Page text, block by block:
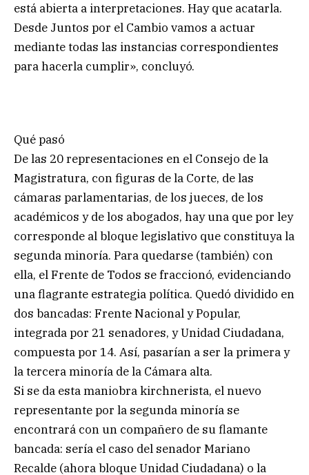
está abierta a interpretaciones. Hay que acatarla.
Desde Juntos por el Cambio vamos a actuar
mediante todas las instancias correspondientes
para hacerla cumplir», concluyó.
Qué pasó
De las 20 representaciones en el Consejo de la
Magistratura, con figuras de la Corte, de las
cámaras parlamentarias, de los jueces, de los
académicos y de los abogados, hay una que por ley
corresponde al bloque legislativo que constituya la
segunda minoría. Para quedarse (también) con
ella, el Frente de Todos se fraccionó, evidenciando
una flagrante estrategia política. Quedó dividido en
dos bancadas: Frente Nacional y Popular,
integrada por 21 senadores, y Unidad Ciudadana,
compuesta por 14. Así, pasarían a ser la primera y
la tercera minoría de la Cámara alta.
Si se da esta maniobra kirchnerista, el nuevo
representante por la segunda minoría se
encontrará con un compañero de su flamante
bancada: sería el caso del senador Mariano
Recalde (ahora bloque Unidad Ciudadana) o la